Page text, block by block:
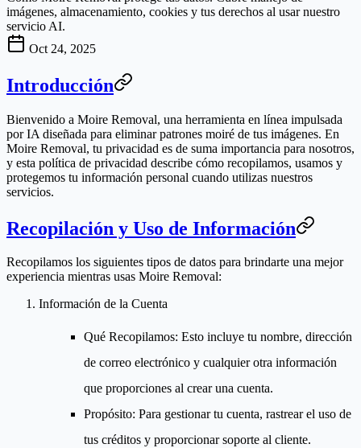
imágenes, almacenamiento, cookies y tus derechos al usar nuestro
servicio AI.
Oct 24, 2025
Introducción
Bienvenido a Moire Removal, una herramienta en línea impulsada
por IA diseñada para eliminar patrones moiré de tus imágenes. En
Moire Removal, tu privacidad es de suma importancia para nosotros,
y esta política de privacidad describe cómo recopilamos, usamos y
protegemos tu información personal cuando utilizas nuestros
servicios.
Recopilación y Uso de Información
Recopilamos los siguientes tipos de datos para brindarte una mejor
experiencia mientras usas Moire Removal:
Información de la Cuenta
Qué Recopilamos: Esto incluye tu nombre, dirección
de correo electrónico y cualquier otra información
que proporciones al crear una cuenta.
Propósito: Para gestionar tu cuenta, rastrear el uso de
tus créditos y proporcionar soporte al cliente.